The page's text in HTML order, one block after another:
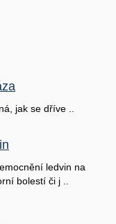
jak se dříve ..
ledvin na
bolestí či j ..